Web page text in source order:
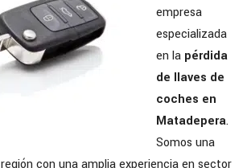
empresa
especializada
en la pérdida
de llaves de
coches en
Matadepera.
Somos una
con una amplia experiencia en sector